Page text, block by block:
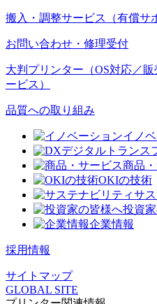
搬入・調整サービス（有償サ
お問い合わせ・修理受付
大判プリンター（OS対応／
ービス）
品質への取り組み
イノ
デジタルトランス
商品
OKIの技術
サ
投資
企業情報
採用情報
サイトマップ
GLOBAL SITE